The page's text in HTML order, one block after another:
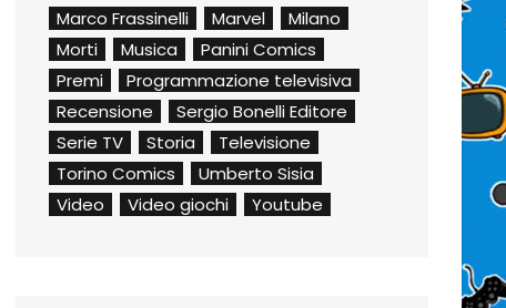
Marco Frassinelli
Marvel
Milano
Morti
Musica
Panini Comics
Premi
Programmazione televisiva
Recensione
Sergio Bonelli Editore
Serie TV
Storia
Televisione
Torino Comics
Umberto Sisia
Video
Video giochi Youtube